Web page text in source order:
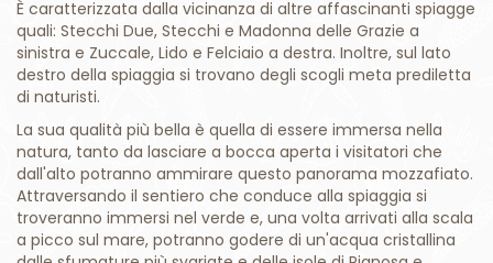
È caratterizzata dalla vicinanza di altre affascinanti spiagge
quali: Stecchi Due, Stecchi e Madonna delle Grazie a
sinistra e Zuccale, Lido e Felciaio a destra. Inoltre, sul lato
destro della spiaggia si trovano degli scogli meta prediletta
di naturisti.
La sua qualità più bella è quella di essere immersa nella
natura, tanto da lasciare a bocca aperta i visitatori che
dall'alto potranno ammirare questo panorama mozzafiato.
Attraversando il sentiero che conduce alla spiaggia si
troveranno immersi nel verde e, una volta arrivati alla scala
a picco sul mare, potranno godere di un'acqua cristallina